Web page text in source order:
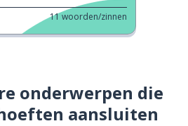
11woorden/zinnen
onderwerpen die
aansluiten